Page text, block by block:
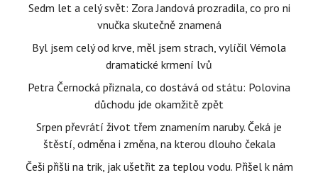
Sedm let a celý svět: Zora Jandová prozradila, co pro ni
vnučka skutečně znamená
Byl jsem celý od krve, měl jsem strach, vylíčil Vémola
dramatické krmení lvů
Petra Černocká přiznala, co dostává od státu: Polovina
důchodu jde okamžitě zpět
Srpen převrátí život třem znamením naruby. Čeká je
štěstí, odměna i změna, na kterou dlouho čekala
Češi přišli na trik, jak ušetřit za teplou vodu. Přišel k nám